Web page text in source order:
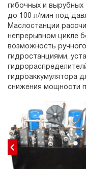
гибочных и
до 100 л/мин под
Маслостанции
непрерывном цикле
возможность
гидростанциями,
гидроаккумулятора
снижения мощности